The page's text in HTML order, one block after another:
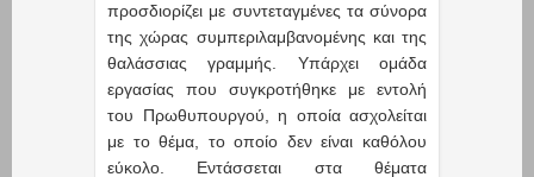
προσδιορίζει με συντεταγμένες τα σύνορα
της χώρας συμπεριλαμβανομένης και της
θαλάσσιας γραμμής. Υπάρχει ομάδα
εργασίας που συγκροτήθηκε με εντολή
του Πρωθυπουργού, η οποία ασχολείται
με το θέμα, το οποίο δεν είναι καθόλου
εύκολο. Εντάσσεται στα θέματα